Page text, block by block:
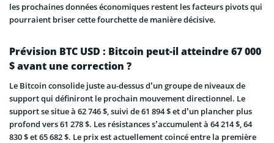
les prochaines données économiques restent les facteurs pivots qui
pourraient briser cette fourchette de manière décisive.
Prévision BTC USD : Bitcoin peut-il atteindre 67 000
$ avant une correction ?
Le Bitcoin consolide juste au-dessus d’un groupe de niveaux de
support qui définiront le prochain mouvement directionnel. Le
support se situe à 62 746 $, suivi de 61 894 $ et d’un plancher plus
profond vers 61 278 $. Les résistances s’accumulent à 64 214 $, 64
830 $ et 65 682 $. Le prix est actuellement coincé entre la première